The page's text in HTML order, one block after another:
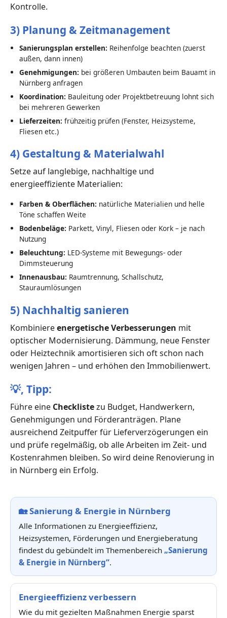
Kontrolle.
3) Planung & Zeitmanagement
Sanierungsplan erstellen: Reihenfolge beachten (zuerst
außen, dann innen)
Genehmigungen: bei größeren Umbauten beim Bauamt in
Nürnberg anfragen
Koordination: Bauleitung oder Projektbetreuung lohnt sich
bei mehreren Gewerken
Lieferzeiten: frühzeitig prüfen (Fenster, Heizsysteme,
Fliesen etc.)
4) Gestaltung & Materialwahl
Setze auf langlebige, nachhaltige und
energieeffiziente Materialien:
Farben & Oberflächen: natürliche Materialien und helle
Töne schaffen Weite
Bodenbeläge: Parkett, Vinyl, Fliesen oder Kork – je nach
Nutzung
Beleuchtung: LED-Systeme mit Bewegungs- oder
Dimmsteuerung
Innenausbau: Raumtrennung, Schallschutz,
Stauraumlösungen
5) Nachhaltig sanieren
Kombiniereenergetische Verbesserungen mit
optischer Modernisierung. Dämmung, neue Fenster
oder Heiztechnik amortisieren sich oft schon nach
wenigen Jahren – und erhöhen den Immobilienwert.
💡, Tipp:
Führe eine Checklistezu Budget, Handwerkern,
Genehmigungen und Förderanträgen. Plane
ausreichend Zeitpuffer für Lieferverzögerungen ein
und prüfe regelmäßig, ob alle Arbeiten im Zeit- und
Kostenrahmen bleiben. So wird deine Renovierung in
in Nürnberg ein Erfolg.
🏡Sanierung & Energie in Nürnberg
Alle Informationen zu Energieeffizienz,
Heizsystemen, Förderungen und Energieberatung
findest du gebündelt im Themenbereich „Sanierung
& Energie in Nürnberg“.
Energieeffizienz verbessern
Wie du mit gezielten Maßnahmen Energie sparst